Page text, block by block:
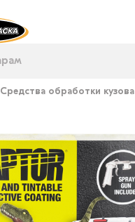
Средства обработки кузова